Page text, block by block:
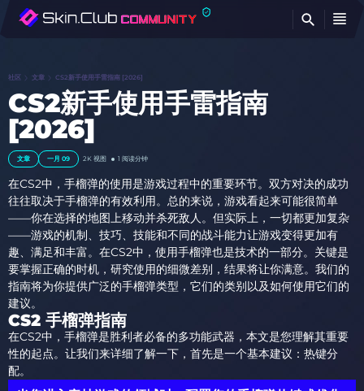
社区 文章 CS2新手使用手雷指南 [2026]
CS2新手使用手雷指南
[2026]
文章 一月 09 2K 视图 1 阅读分钟
在CS2中，手榴弹的使用是游戏过程中的重要环节。双方对决的成功
往往取决于手榴弹的有效利用。总的来说，游戏看起来可能很简单
——你在选择的地图上移动并杀死敌人。但实际上，一切都更加复杂
——游戏的机制、技巧、技能和不同的战斗能力让游戏变得更加有
趣、满足和丰富。在CS2中，使用手榴弹也是技术的一部分。关键是
要掌握正确的时机，研究使用的细微差别，结果将让你满意。我们的
指南将为你提供广泛的手榴弹类型，它们的类别以及如何使用它们的
建议。
CS2 手榴弹指南
在CS2中，手榴弹是胜利者必备的多功能武器，本文是您理解其重要
性的起点。让我们来详细了解一下，首先是一个基本建议：热键分
配。